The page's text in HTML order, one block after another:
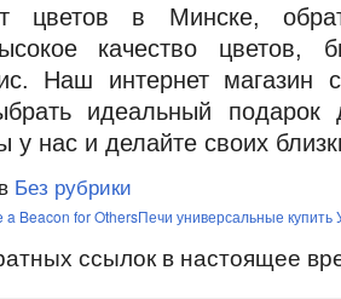
цветов в Минске,
качество цветов,
Наш интернет магазин
идеальный подарок
у нас и делайте своих
Без рубрики
a Beacon for OthersПечи универсальные купить
ссылок в настоящее